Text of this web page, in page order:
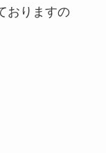
おりますの